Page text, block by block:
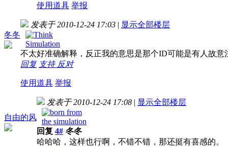
使用道具 举报
冬冬
发表于 2010-12-24 17:03 | 显示全部楼层
不太好准确解释，反正我的意思是那个ID可能是有人故意
回复 支持 反对
使用道具 举报
自由的风
发表于 2010-12-24 17:08 | 显示全部楼层
回复 4# 冬冬
哈哈哈，这样也行啊，不错不错，那还挺有喜感的。